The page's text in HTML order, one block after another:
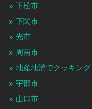
下松市
下関市
光市
周南市
地産地消でクッキング
宇部市
山口市